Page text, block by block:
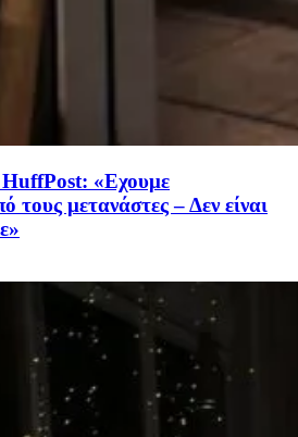
«Εχουμε
τους μετανάστες – Δεν είναι